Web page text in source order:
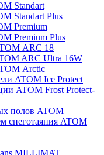
Standart
Standart Plus
Premium
Premium Plus
ARC 18
ARC Ultra 16W
Arctic
ATOM Ice Protect
ATOM Frost Protect-
полов ATOM
снеготаяния ATOM
MILLIMAT